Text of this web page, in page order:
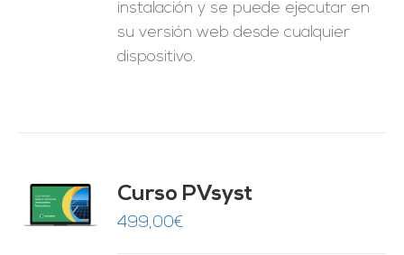
instalación y se puede ejecutar en
su versión web desde cualquier
dispositivo.
Curso PVsyst
499,00€